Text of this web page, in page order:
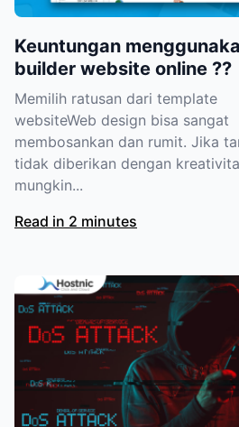
Keuntungan
builder website online ??
Memilih ratusan dari template
websiteWeb design bisa sangat
membosankan dan rumit. Jika
tidak diberikan dengan
mungkin...
Read in 2 minutes